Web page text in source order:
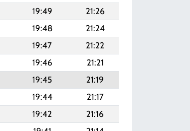
19:49
21:26
19:48
21:24
19:47
21:22
19:46
21:21
19:45
21:19
19:44
21:17
19:42
21:16